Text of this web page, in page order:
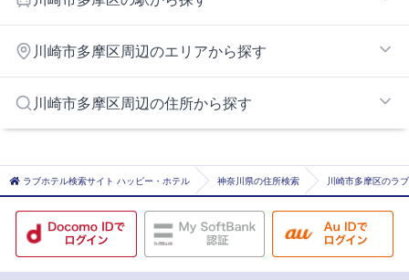
登戸
川崎市多摩区周辺のエリアから探す
川崎市多摩区周辺の住所から探す
川崎市川崎市宮前区
ラブホテル検索サイト ハッピー・ホテル 神奈川県の住所検索 川崎市多摩区のラ